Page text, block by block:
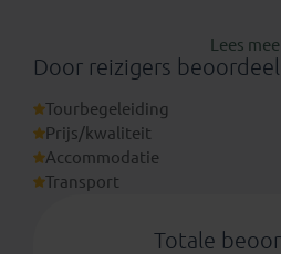
van respondenten die hieronder
hebben toegevoegd.
Lees
Door reizigers
Tourbegeleiding
Prijs/kwaliteit
Accommodatie
Transport
Totale